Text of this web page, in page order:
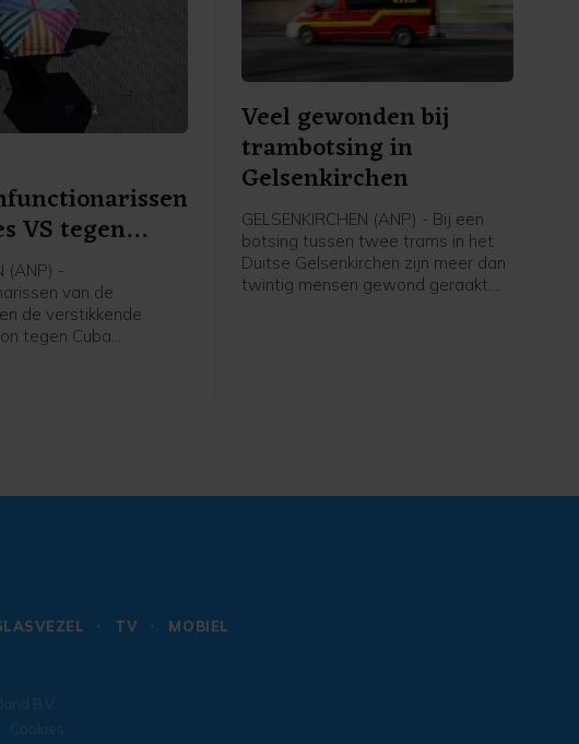
VS tegen
(ANP) -
van de
de verstikkende
tegen Cuba
Veel gewonden bij
trambotsing in
Gelsenkirchen
GELSENKIRCHEN (ANP) - Bij een
botsing tussen twee trams in het
Duitse Gelsenkirchen zijn meer dan
twintig mensen gewond geraakt.
TV
MOBIEL
B.V.
Cookies